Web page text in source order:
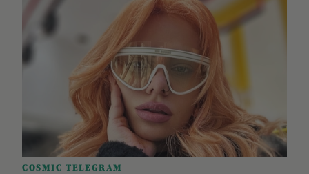
COSMIC TELEGRAM